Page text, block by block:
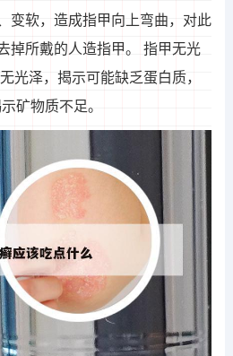
变软，造成指甲向上弯曲，对此
掉所戴的人造指甲。 指甲无光
光泽，揭示可能缺乏蛋白质，
矿物质不足。